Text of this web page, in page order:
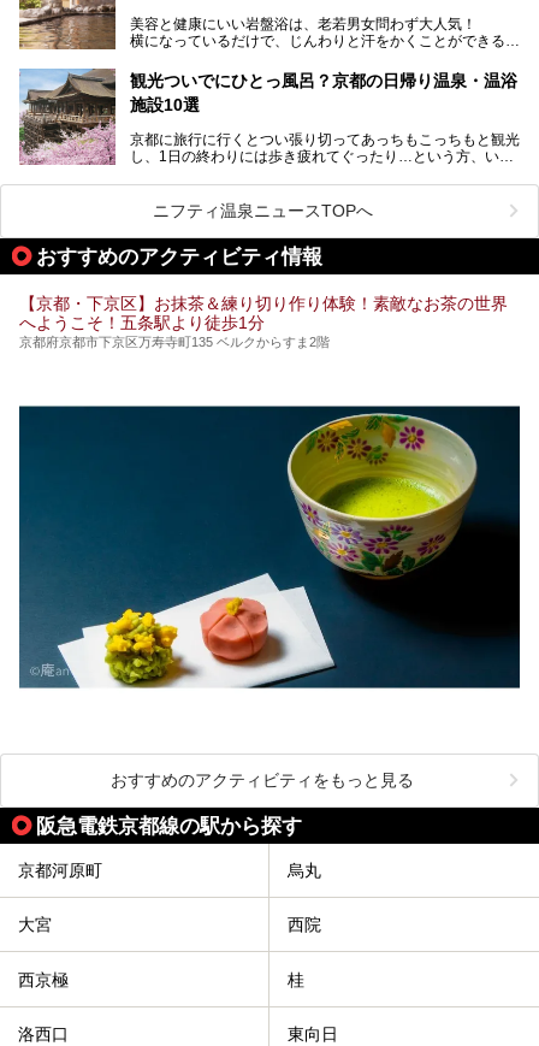
のある温浴施設を紹介します。
ウナを楽しみましょう！
美容と健康にいい岩盤浴は、老若男女問わず大人気！
横になっているだけで、じんわりと汗をかくことができるの
地元の方はもちろん、旅先としても人気の京都。
観光のついでに岩盤浴のある温泉に浸かってリフレッシュす
今回は京都にある岩盤浴のある施設をピックアップしてご紹
観光ついでにひとっ風呂？京都の日帰り温泉・温浴
施設10選
京都に旅行に行くとつい張り切ってあっちもこっちもと観光
し、1日の終わりには歩き疲れてぐったり…という方、いま
そんな疲れた身体には温泉です！京都には、市内にも郊外に
も素晴らしい温泉がたくさんあります。そこで、日帰り利用
できるおすすめの温泉・温浴施設をまとめてみました。
ニフティ温泉ニュースTOPへ
おすすめのアクティビティ情報
【京都・下京区】お抹茶＆練り切り作り体験！素敵なお茶の世界
へようこそ！五条駅より徒歩1分
京都府京都市下京区万寿寺町135 ベルクからすま2階
おすすめのアクティビティをもっと見る
阪急電鉄京都線の駅から探す
京都河原町 烏丸
大宮 西院
西京極 桂
洛西口 東向日